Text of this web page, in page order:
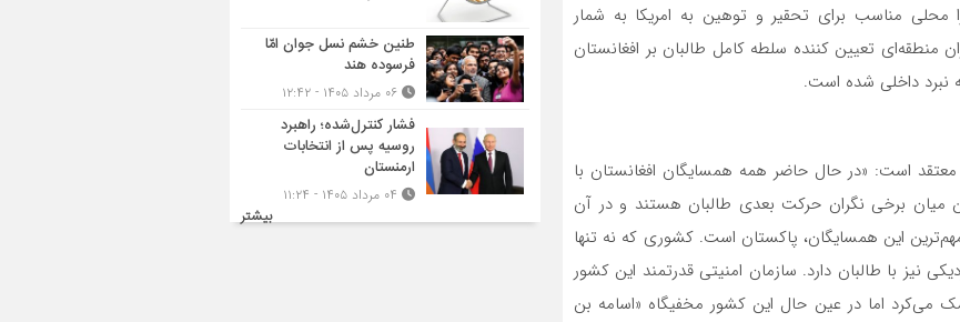
محلی مناسب برای تحقیر و توهین به امریکا به شمار
منطقه‌ای تعیین کننده سلطه کامل طالبان بر افغانستان
داخلی شده است.
معتقد است: «در حال حاضر همه همسایگان افغانستان با
میان برخی نگران حرکت بعدی طالبان هستند و در آن
این همسایگان، پاکستان است. کشوری که نه تنها
نیز با طالبان دارد. سازمان امنیتی قدرتمند این کشور
کمک می‌کرد اما در عین حال این کشور مخفیگاه «اسامه بن
طنین خشم نسل جوان امّا
فرسوده هند
فشار کنترل‌شده؛ راهبرد
روسیه پس از انتخابات
ارمنستان
بیشتر